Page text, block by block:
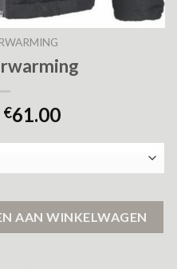
€61.00
AAN WINKELWAGEN